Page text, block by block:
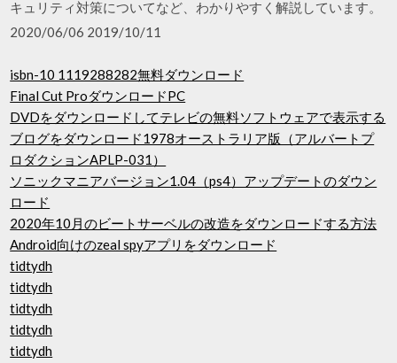
キュリティ対策についてなど、わかりやすく解説しています。
2020/06/06 2019/10/11
isbn-10 1119288282無料ダウンロード
Final Cut ProダウンロードPC
DVDをダウンロードしてテレビの無料ソフトウェアで表示する
ブログをダウンロード1978オーストラリア版（アルバートプ
ロダクションAPLP-031）
ソニックマニアバージョン1.04（ps4）アップデートのダウン
ロード
2020年10月のビートサーベルの改造をダウンロードする方法
Android向けのzeal spyアプリをダウンロード
tidtydh
tidtydh
tidtydh
tidtydh
tidtydh